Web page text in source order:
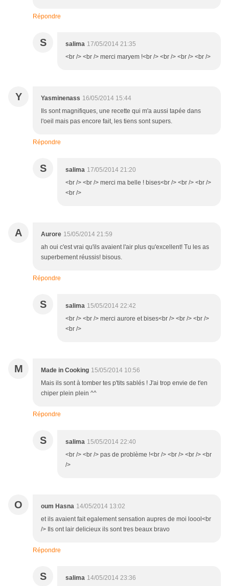
Répondre
S salima 17/05/2014 21:35
<br /> <br /> merci maryem !<br /> <br /> <br /> <br />
Y Yasminenass 16/05/2014 15:44
Ils sont magnifiques, une recette qui m'a aussi tapée dans
l'oeil mais pas encore fait, les tiens sont supers.
Répondre
S salima 17/05/2014 21:20
<br /> <br /> merci ma belle ! bises<br /> <br /> <br />
<br />
A Aurore 15/05/2014 21:59
ah oui c'est vrai qu'ils avaient l'air plus qu'excellent! Tu les as
superbement réussis! bisous.
Répondre
S salima 15/05/2014 22:42
<br /> <br /> merci aurore et bises<br /> <br /> <br />
<br />
M Made in Cooking 15/05/2014 10:56
Mais ils sont à tomber tes p'tits sablés ! J'ai trop envie de t'en
chiper plein plein ^^
Répondre
S salima 15/05/2014 22:40
<br /> <br /> pas de problème !<br /> <br /> <br /> <br
/>
O oum Hasna 14/05/2014 13:02
et ils avaient fait egalement sensation aupres de moi loool<br
/> Ils ont lair delicieux ils sont tres beaux bravo
Répondre
S salima 14/05/2014 23:36